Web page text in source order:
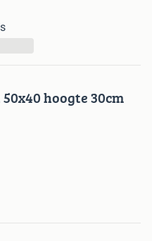
hoogte 30cm